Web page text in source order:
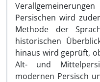
Persischen wird
Methode der
historischen
hinaus wird geprüft,
Alt- und
modernen Persisch